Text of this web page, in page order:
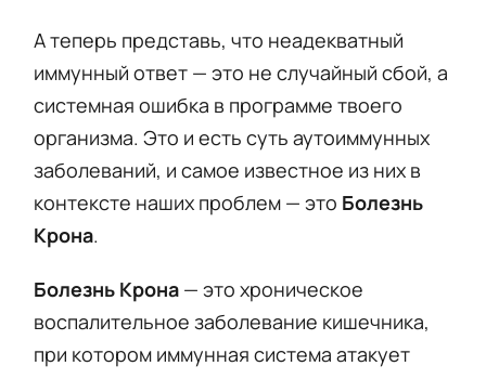
А теперь представь, что неадекватный
иммунный ответ — это не случайный сбой, а
системная ошибка в программе твоего
организма. Это и есть суть аутоиммунных
заболеваний, и самое известное из них в
контексте наших проблем — это Болезнь
Крона.
Болезнь Крона— это хроническое
воспалительное заболевание кишечника,
при котором иммунная система атакует